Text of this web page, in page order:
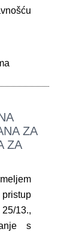
ZA
ZA
13.,
s